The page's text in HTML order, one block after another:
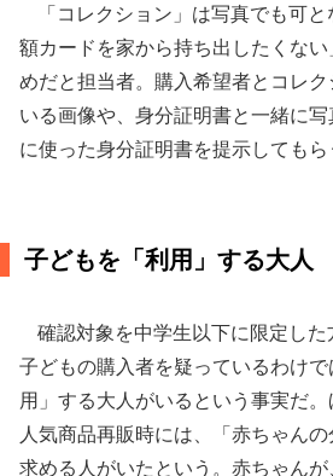
「コレクション」は写真でも可と
額カードを家から持ち出したくな
めだと担当者。購入希望者とコレ
いる画像や、身分証明書と一緒に
に使った身分証明書を提示してもら
子どもを「利用」する大人
確認対象を中学生以下に限定した
子どもの購入者を疑っているわけ
用」する大人がいるという事実だ
人気商品再販時には、「赤ちゃん
求める人がいたという。赤ちゃんが